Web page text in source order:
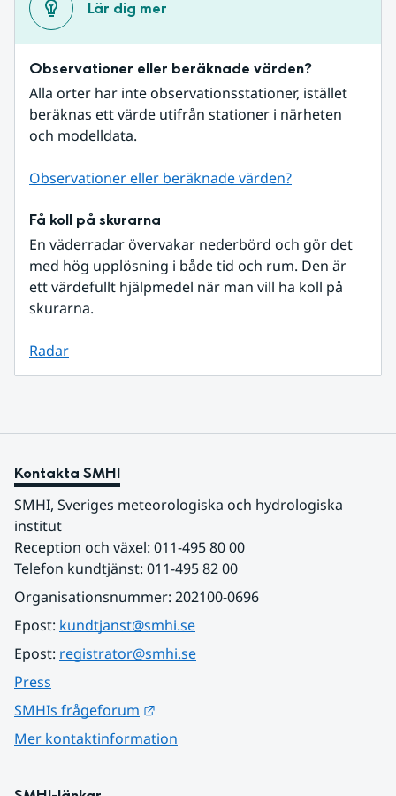
Lär dig mer
Observationer eller beräknade värden?
Alla orter har inte observationsstationer, istället
beräknas ett värde utifrån stationer i närheten
och modelldata.
Observationer eller beräknade värden?
Få koll på skurarna
En väderradar övervakar nederbörd och gör det
med hög upplösning i både tid och rum. Den är
ett värdefullt hjälpmedel när man vill ha koll på
skurarna.
Radar
Kontakta SMHI
SMHI, Sveriges meteorologiska och hydrologiska
institut
Reception och växel: 011-495 80 00
Telefon kundtjänst: 011-495 82 00
Organisationsnummer: 202100-0696
Epost: kundtjanst@smhi.se
Epost: registrator@smhi.se
Press
SMHIs frågeforum
Mer kontaktinformation